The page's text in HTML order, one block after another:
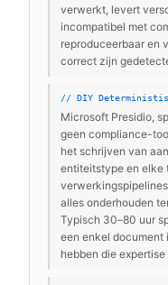
verwerkt, levert
incompatibel met
reproduceerbaar en
correct zijn
// DIY
Microsoft Presidio,
geen compliance-
het schrijven van
entiteitstype en elke
alles onderhouden
Typisch 30–80 uur
een enkel document
hebben die